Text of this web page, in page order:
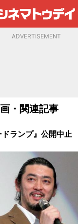
ADVERTISEMENT
・関連記事
ランプ』公開中止